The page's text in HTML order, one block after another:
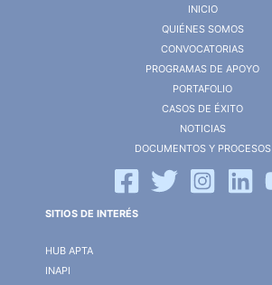
INICIO
QUIÉNES SOMOS
CONVOCATORIAS
PROGRAMAS DE APOYO
PORTAFOLIO
CASOS DE ÉXITO
NOTICIAS
DOCUMENTOS Y PROCESOS
SITIOS DE INTERÉS
HUB APTA
INAPI